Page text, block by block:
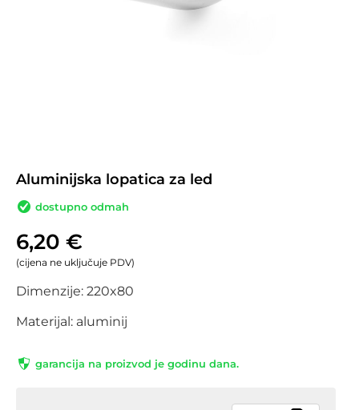
Aluminijska lopatica za led
dostupno odmah
6,20 €
(cijena ne uključuje PDV)
Dimenzije: 220x80
Materijal: aluminij
garancija na proizvod je godinu dana.